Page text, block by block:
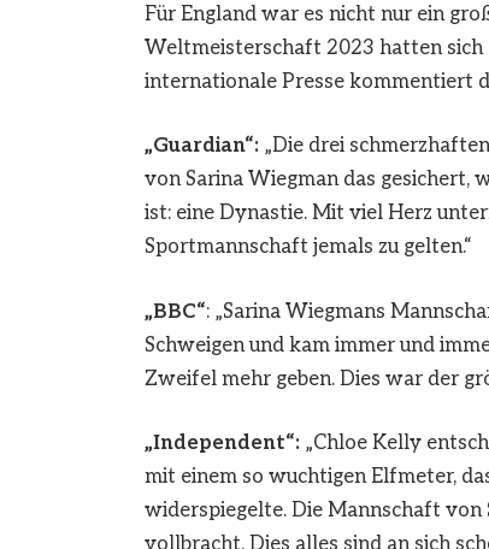
Für England war es nicht nur ein
Weltmeisterschaft 2023 hatten sich
internationale Presse kommentiert
„Guardian“:„Die drei
von Sarina Wiegman das gesichert,
ist: eine Dynastie. Mit viel Herz
Sportmannschaft jemals zu gelten.“
„BBC“: „Sarina Wiegmans
Schweigen und kam immer und
Zweifel mehr geben. Dies war der
„Independent“:„Chloe Kelly
mit einem so wuchtigen Elfmeter,
widerspiegelte. Die Mannschaft